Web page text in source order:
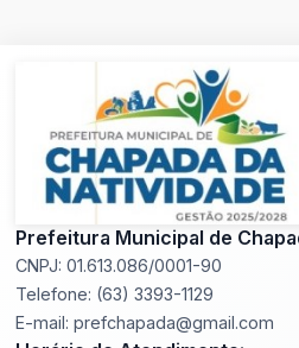
Prefeitura Municipal de
CNPJ: 01.613.086/0001-90
Telefone: (63) 3393-1129
E-mail: prefchapada@gmail.com